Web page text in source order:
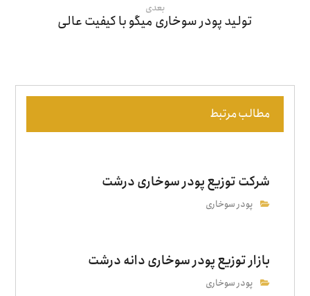
بعدی
تولید پودر سوخاری میگو با کیفیت عالی
مطالب مرتبط
شرکت توزیع پودر سوخاری درشت
پودر سوخاری
بازار توزیع پودر سوخاری دانه درشت
پودر سوخاری